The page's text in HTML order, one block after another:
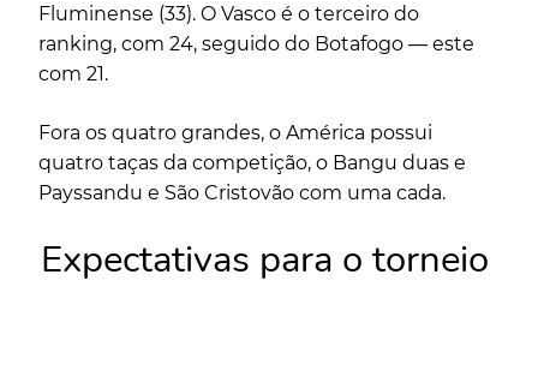
Fluminense (33). O Vasco é o terceiro do
ranking, com 24, seguido do Botafogo — este
com 21.
Fora os quatro grandes, o América possui
quatro taças da competição, o Bangu duas e
Payssandu e São Cristovão com uma cada.
Expectativas para o torneio